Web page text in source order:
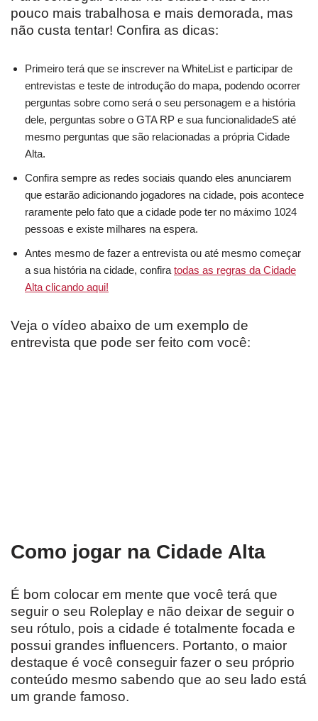
pouco mais trabalhosa e mais demorada, mas
não custa tentar! Confira as dicas:
Primeiro terá que se inscrever na WhiteList e participar de
entrevistas e teste de introdução do mapa, podendo ocorrer
perguntas sobre como será o seu personagem e a história
dele, perguntas sobre o GTA RP e sua funcionalidadeS até
mesmo perguntas que são relacionadas a própria Cidade
Alta.
Confira sempre as redes sociais quando eles anunciarem
que estarão adicionando jogadores na cidade, pois acontece
raramente pelo fato que a cidade pode ter no máximo 1024
pessoas e existe milhares na espera.
Antes mesmo de fazer a entrevista ou até mesmo começar
a sua história na cidade, confira todas as regras da Cidade
Alta clicando aqui!
Veja o vídeo abaixo de um exemplo de
entrevista que pode ser feito com você:
Como jogar na Cidade Alta
É bom colocar em mente que você terá que
seguir o seu Roleplay e não deixar de seguir o
seu rótulo, pois a cidade é totalmente focada e
possui grandes influencers. Portanto, o maior
destaque é você conseguir fazer o seu próprio
conteúdo mesmo sabendo que ao seu lado está
um grande famoso.